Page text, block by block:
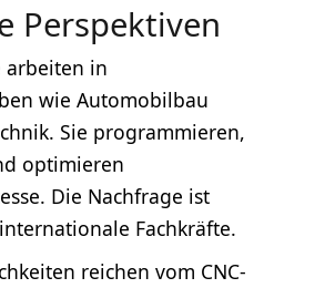
Perspektiven
arbeiten in
wie Automobilbau
Sie programmieren,
optimieren
Die Nachfrage ist
Fachkräfte.
reichen vom CNC-